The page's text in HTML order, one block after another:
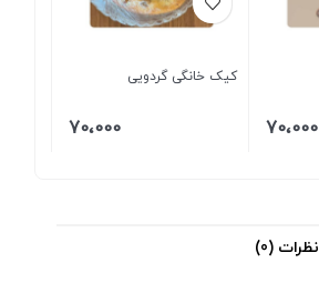
70،000
کیک خانگی گردویی
70،000
نظرات (0)